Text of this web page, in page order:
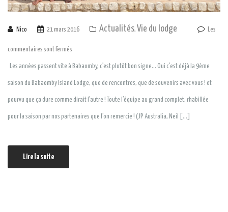
Nico 21 mars 2016 Actualités, Vie du lodge Les
commentaires sont fermés
Les années passent vite à Babaomby, c’est plutôt bon signe… Oui c’est déjà la 9ème
saison du Babaomby Island Lodge, que de rencontres, que de souvenirs avec vous ! et
pourvu que ça dure comme dirait l’autre ! Toute l’équipe au grand complet, rhabillée
pour la saison par nos partenaires que l’on remercie ! (JP Australia, Neil […]
Lire la suite